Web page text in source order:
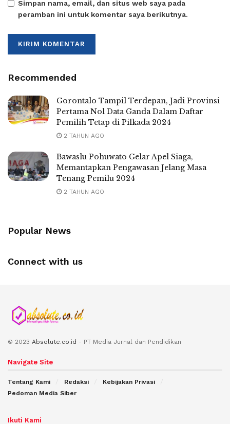
Simpan nama, email, dan situs web saya pada
peramban ini untuk komentar saya berikutnya.
Recommended
Gorontalo Tampil Terdepan, Jadi Provinsi
Pertama Nol Data Ganda Dalam Daftar
Pemilih Tetap di Pilkada 2024
2 TAHUN AGO
Bawaslu Pohuwato Gelar Apel Siaga,
Memantapkan Pengawasan Jelang Masa
Tenang Pemilu 2024
2 TAHUN AGO
Popular News
Connect with us
© 2023 Absolute.co.id - PT Media Jurnal dan Pendidikan
Navigate Site
Tentang Kami Redaksi
Kebijakan Privasi
Pedoman Media Siber
Ikuti Kami